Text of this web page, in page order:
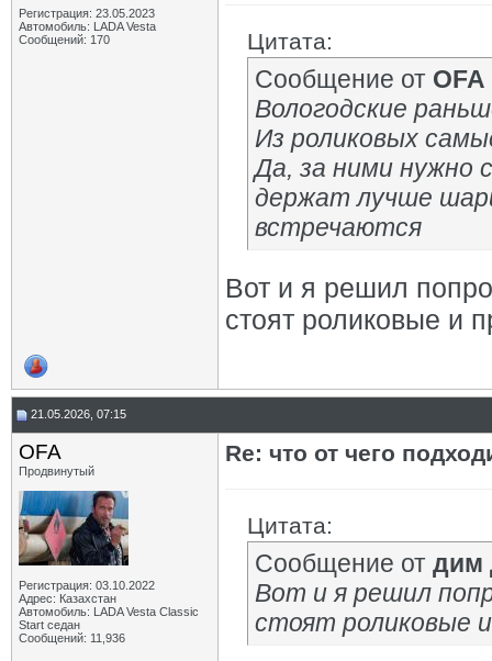
Регистрация: 23.05.2023
Автомобиль: LADA Vesta
Сообщений: 170
Цитата:
Сообщение от OFA
Вологодские
Из роликовых
Да, за ними нужно
держат лучше
встречаются
Вот и я решил
стоят роликовые и
21.05.2026, 07:15
OFA
Продвинутый
Регистрация: 03.10.2022
Адрес: Казахстан
Автомобиль: LADA Vesta Classic
Start седан
Сообщений: 11,936
Re: что от чего
Цитата:
Сообщение от дим
Вот и я решил
стоят роликовые